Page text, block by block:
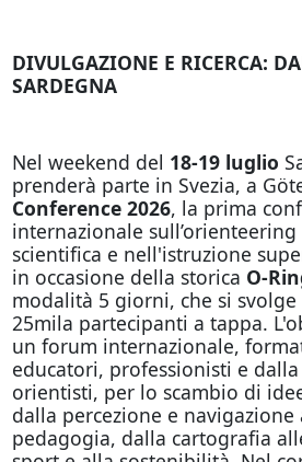
DIVULGAZIONE E RICERCA:
SARDEGNA
Nel weekend del 18-19 luglio
prenderà parte in Svezia, a
Conference 2026, la prima
internazionale
scientifica e nell'istruzione
in occasione della storica O-
modalità 5 giorni, che si svolge
25mila partecipanti a tappa.
un forum internazionale,
educatori, professionisti e
orientisti, per lo scambio di
dalla percezione e
pedagogia, dalla cartografia